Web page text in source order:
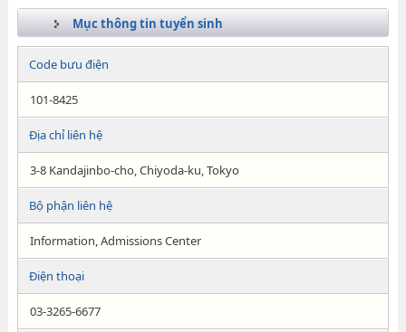
Mục thông tin tuyển sinh
Code bưu điện
101-8425
Địa chỉ liên hệ
3-8 Kandajinbo-cho, Chiyoda-ku, Tokyo
Bộ phận liên hệ
Information, Admissions Center
Điện thoại
03-3265-6677